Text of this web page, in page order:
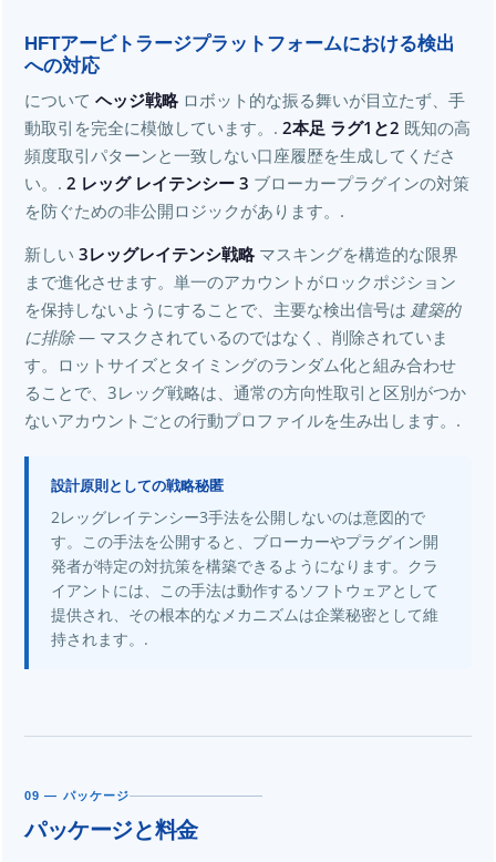
HFTアービトラージプラットフォームにおける検出
への対応
について ヘッジ戦略 ロボット的な振る舞いが目立たず、手
動取引を完全に模倣しています。. 2本足 ラグ1と2 既知の高
頻度取引パターンと一致しない口座履歴を生成してくださ
い。. 2 レッグ レイテンシー 3 ブローカープラグインの対策
を防ぐための非公開ロジックがあります。.
新しい 3レッグレイテンシ戦略 マスキングを構造的な限界
まで進化させます。単一のアカウントがロックポジション
を保持しないようにすることで、主要な検出信号は 建築的
に排除— マスクされているのではなく、削除されていま
す。ロットサイズとタイミングのランダム化と組み合わせ
ることで、3レッグ戦略は、通常の方向性取引と区別がつか
ないアカウントごとの行動プロファイルを生み出します。.
設計原則としての戦略秘匿
2レッグレイテンシー3手法を公開しないのは意図的で
す。この手法を公開すると、ブローカーやプラグイン開
発者が特定の対抗策を構築できるようになります。クラ
イアントには、この手法は動作するソフトウェアとして
提供され、その根本的なメカニズムは企業秘密として維
持されます。.
09 — パッケージ
パッケージと料金